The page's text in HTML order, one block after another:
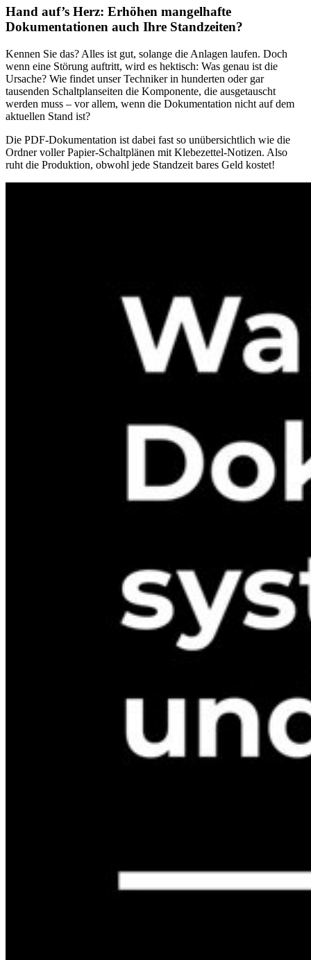
Hand auf’s Herz: Erhöhen mangelhafte
Dokumentationen auch Ihre Standzeiten?
Kennen Sie das? Alles ist gut, solange die Anlagen laufen. Doch
wenn eine Störung auftritt, wird es hektisch: Was genau ist die
Ursache? Wie findet unser Techniker in hunderten oder gar
tausenden Schaltplanseiten die Komponente, die ausgetauscht
werden muss – vor allem, wenn die Dokumentation nicht auf dem
aktuellen Stand ist?
Die PDF-Dokumentation ist dabei fast so unübersichtlich wie die
Ordner voller Papier-Schaltplänen mit Klebezettel-Notizen. Also
ruht die Produktion, obwohl jede Standzeit bares Geld kostet!